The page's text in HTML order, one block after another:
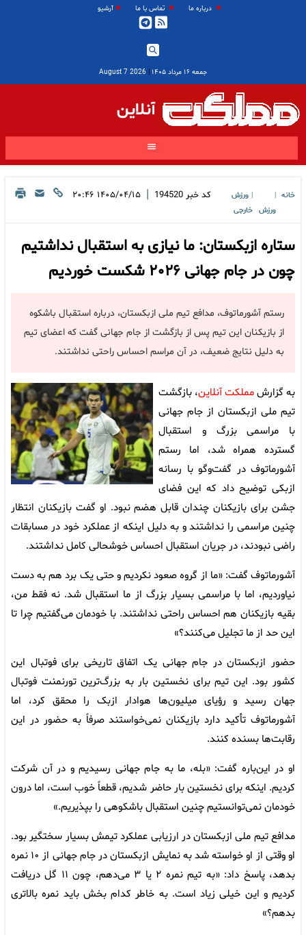
درباره ما تماس با ما آرشیو
جمعه ۱۶ مرداد ۱۴۰۵ |
2026 August 7
آنلاین
خانه
ورزش
ورزش
خارجی
کد خبر 194520
| ۱۴۰۵/۰۴/۱۵ ۲۰:۴۶
ستاره ازبکستان: ما نیازی به استقبال نداشتیم
چون در جام جهانی ۲۰۲۶ شکست خوردیم
رستم آشورماتوف، مدافع تیم ملی ازبکستان، درباره استقبال باشکوه
از بازیکنان این تیم پس از بازگشت از جام جهانی گفت که اعضای تیم
به دلیل نتایج ضعیف، در آن مراسم احساس راحتی نداشتند.
به گزارشمملکت آنلاین، بازگشت
تیم ملی ازبکستان از جام جهانی
با مراسمی بزرگ و استقبال
گسترده همراه شد، اما رستم
آشورماتوف در گفت‌وگو با رسانه
ازبکی توضیح داد که این فضای
جشن برای بازیکنان چندان قابل هضم نبود. او گفت بازیکنان انتظار
چنین مراسمی را نداشتند و به دلیل اینکه از عملکرد خود در مسابقات
راضی نبودند، در جریان استقبال احساس خوشحالی کامل نداشتند.
آشورماتوف گفت: «ما از گروه صعود نکردیم و حتی یک برد هم به دست
نیاوردیم، اما با مراسمی بسیار بزرگ از ما استقبال شد. نه فقط من،
بقیه بازیکنان هم احساس راحتی نداشتند. با خودمان می‌گفتیم چرا تا
این حد از ما تجلیل می‌کنند؟»
حضور ازبکستان در جام جهانی یک اتفاق تاریخی برای فوتبال این
کشور بود. این تیم برای نخستین بار به بزرگ‌ترین تورنمنت فوتبال
جهان رسید و رؤیای میلیون‌ها هوادار ازبک را محقق کرد، اما
آشورماتوف تأکید دارد بازیکنان نمی‌خواستند صرفاً به حضور در این
رقابت‌ها بسنده کنند.
او در این‌باره گفت: «بله، ما به جام جهانی رسیدیم و در آن شرکت
کردیم. اینکه برای نخستین بار حاضر شدیم، قطعاً خوب است، اما درون
خودمان نمی‌توانستیم چنین استقبال باشکوهی را بپذیریم.»
مدافع تیم ملی ازبکستان در ارزیابی عملکرد تیمش بسیار سختگیر بود.
او وقتی از او خواسته شد به نمایش ازبکستان در جام جهانی از ۱۰ نمره
بدهد، پاسخ داد: «به تیم نمره ۲ یا ۳ می‌دهم، چون ۱۱ گل دریافت
کردیم و این خیلی زیاد است. به خاطر کدام بخش باید نمره بالاتری
بدهم؟»